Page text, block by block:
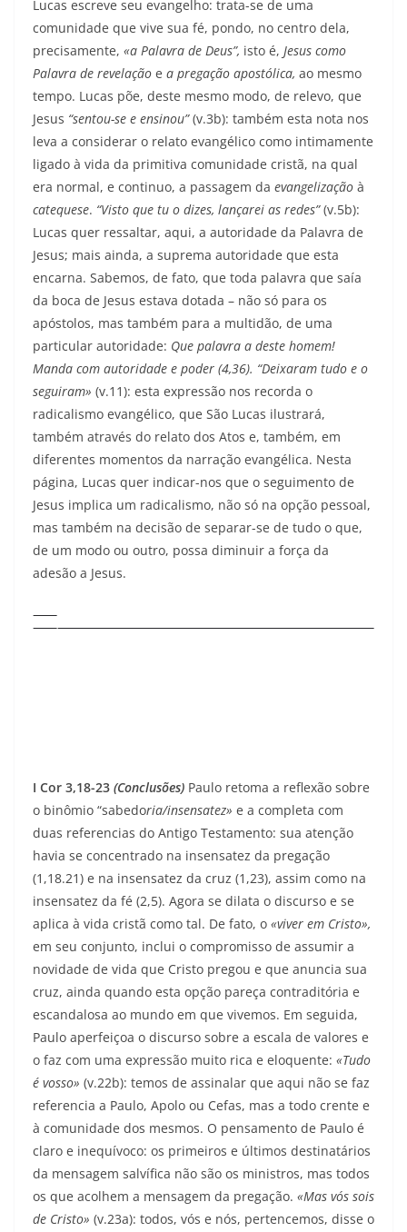
Lucas escreve seu evangelho: trata-se de uma
comunidade que vive sua fé, pondo, no centro dela,
precisamente, «a Palavra de Deus”, isto é, Jesus como
Palavra de revelação e a pregação apostólica, ao mesmo
tempo. Lucas põe, deste mesmo modo, de relevo, que
Jesus “sentou-se e ensinou”(v.3b): também esta nota nos
leva a considerar o relato evangélico como intimamente
ligado à vida da primitiva comunidade cristã, na qual
era normal, e continuo, a passagem da evangelização à
catequese. “Visto que tu o dizes, lançarei as redes”(v.5b):
Lucas quer ressaltar, aqui, a autoridade da Palavra de
Jesus; mais ainda, a suprema autoridade que esta
encarna. Sabemos, de fato, que toda palavra que saía
da boca de Jesus estava dotada – não só para os
apóstolos, mas também para a multidão, de uma
particular autoridade: Que palavra a deste homem!
Manda com autoridade e poder (4,36). “Deixaram tudo e o
seguiram» (v.11): esta expressão nos recorda o
radicalismo evangélico, que São Lucas ilustrará,
também através do relato dos Atos e, também, em
diferentes momentos da narração evangélica. Nesta
página, Lucas quer indicar-nos que o seguimento de
Jesus implica um radicalismo, não só na opção pessoal,
mas também na decisão de separar-se de tudo o que,
de um modo ou outro, possa diminuir a força da
adesão a Jesus.
I Cor 3,18-23 (Conclusões) Paulo retoma a reflexão sobre
o binômio “sabedoria/insensatez» e a completa com
duas referencias do Antigo Testamento: sua atenção
havia se concentrado na insensatez da pregação
(1,18.21) e na insensatez da cruz (1,23), assim como na
insensatez da fé (2,5). Agora se dilata o discurso e se
aplica à vida cristã como tal. De fato, o «viver em Cristo»,
em seu conjunto, inclui o compromisso de assumir a
novidade de vida que Cristo pregou e que anuncia sua
cruz, ainda quando esta opção pareça contraditória e
escandalosa ao mundo em que vivemos. Em seguida,
Paulo aperfeiçoa o discurso sobre a escala de valores e
o faz com uma expressão muito rica e eloquente: «Tudo
é vosso» (v.22b): temos de assinalar que aqui não se faz
referencia a Paulo, Apolo ou Cefas, mas a todo crente e
à comunidade dos mesmos. O pen­samento de Paulo é
claro e inequívoco: os primeiros e últimos destinatários
da mensagem salvífica não são os ministros, mas todos
os que acolhem a mensagem da pregação. «Mas vós sois
de Cristo» (v.23a): todos, vós e nós, pertencemos, disse o